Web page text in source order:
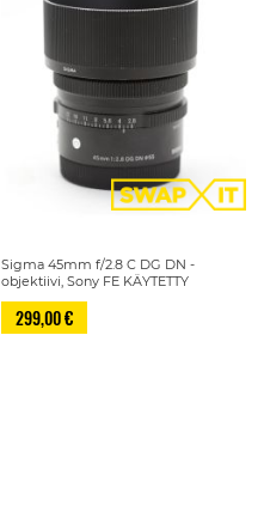
Sigma 45mm f/2.8 C DG DN -
objektiivi, Sony FE KÄYTETTY
299,00 €